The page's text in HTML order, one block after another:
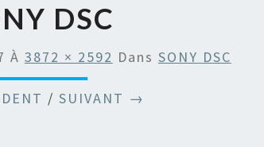
DSC
À 3872 × 2592 Dans SONY DSC
/ SUIVANT →